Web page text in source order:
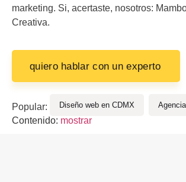
marketing. Si, acertaste, nosotros:
Creativa.
quiero hablar con un experto
Popular: Diseño web en CDMX
Contenido: mostrar